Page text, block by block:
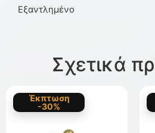
Εξαντλημένο
Σχετικά
Έκπτωση
-30%